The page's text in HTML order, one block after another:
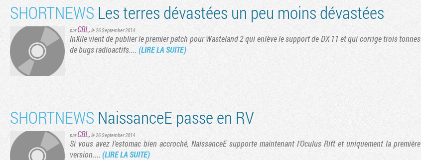
SHORTNEWS Les terres dévastées un peu moins dévastées
parCBL, le 26 September 2014
InXile vient de publier le premier patch pour Wasteland 2 qui enlève le support de DX 11 et qui corrige trois tonnes
de bugs radioactifs.... (LIRE LA SUITE)
SHORTNEWS NaissanceE passe en RV
parCBL, le 26 September 2014
Si vous avez l'estomac bien accroché, NaissanceE supporte maintenant l'Oculus Rift et uniquement la première
version.... (LIRE LA SUITE)
Tribune